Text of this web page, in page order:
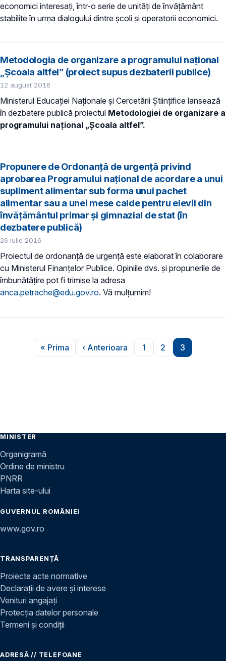
economici interesaţi, într-o serie de unităţi de învăţământ
stabilite în urma dialogului dintre şcoli şi operatorii economici.
Metodologia de organizare a programului național
„Şcoala altfel” (proiect supus dezbaterii publice)
12 august 2016
Ministerul Educaţiei Naţionale şi Cercetării Ştiinţifice lansează
în dezbatere publică proiectul Metodologiei de organizare a
programului național „Şcoala altfel”.
Propunere de Ordonanţă de urgenţă privind
aprobarea Programului naţional de acordare a unui
supliment alimentar sub forma unui pachet
alimentar sau a unei mese calde pentru elevii din
învăţământul primar şi gimnazial de stat (în
dezbatere publică)
26 iulie 2016
Proiectul de ordonanţă de urgenţă este elaborat în colaborare
cu Ministerul Finanţelor Publice. Opiniile dvs. şi propunerile de
îmbunătăţire pot fi trimise la adresa
anca.petrache@edu.gov.ro. Vă mulţumim!
Paginare
Prima pagină
« Prima
Pagina anterioară
‹ Anterioara
Pagina
1
Pagina
2
Pagina
3
MINISTER
Organigramă
Ordine de ministru
PNRR
Harta site-ului
GUVERNUL ROMÂNIEI
www.gov.ro
TRANSPARENȚĂ
Proiecte acte normative
Declarații de avere și interese
Venituri angajați
Protecția datelor personale
Termeni și condiții
ADRESĂ // TELEFOANE